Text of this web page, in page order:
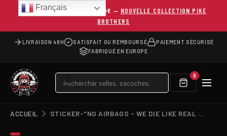
LIVRAISON OFFERTE DÈS 150€ — NOUVELLE COLLECTION PIKE
BROTHERS
LIVRAISON 48H SATISFAIT OU REMBOURSÉ
PAIEMENT SÉCURISÉ
FABRIQUÉ EN EUROPE
Recherche
produits
0
ACCUEIL STICKER-"NO AIRBAGS - WE DIE LIKE REAL MENS"
Français